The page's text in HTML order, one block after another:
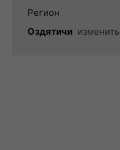
Регион
Оздятичи изменить